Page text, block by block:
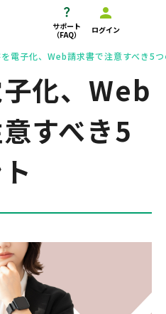
サポート
（FAQ）
ログイン
電子化、Web請求書で注意すべき5
化、Web
すべき5